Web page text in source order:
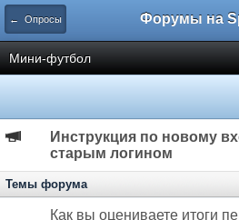
← Опросы
Мини-футбол
Инструкция по новому
старым логином
Темы форума
Как вы оцениваете итоги